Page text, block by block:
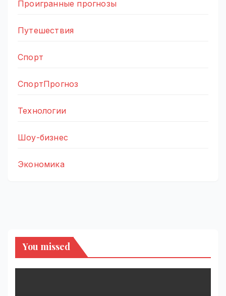
Проигранные прогнозы
Путешествия
Спорт
СпортПрогноз
Технологии
Шоу-бизнес
Экономика
You missed